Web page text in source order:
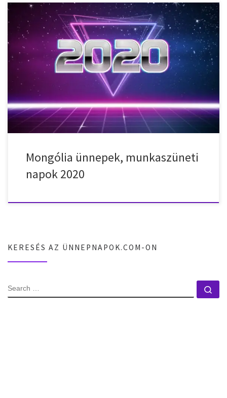
Nemzeti ünnepek, munkaszüneti napok, ünnepnapok
Mongóliában 2020-ban. 2020. január 1. – szerda – Újév 2020. január
25. – szombat – Holdújév 2020. január 26. – vasárnap – Holdújév
2020. január 27. – hétfő – Holdújév 2020. március 8. – szombat –
Nemzetközi Nőnap 2020. június 1. – hétfő – Anyák […]
Mongólia ünnepek, munkaszüneti
napok 2020
KERESÉS AZ ÜNNEPNAPOK.COM-ON
SEARCH